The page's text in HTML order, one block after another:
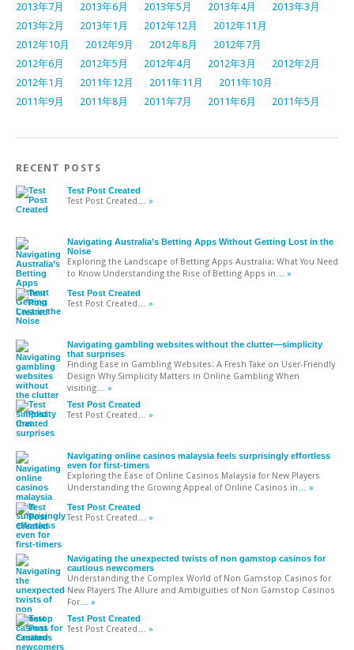
2013年7月
2013年6月 2013年5月 2013年4月
2013年3月
2013年2月
2013年1月 2012年12月
2012年11月
2012年10月
2012年9月 2012年8月
2012年7月
2012年6月
2012年5月 2012年4月 2012年3月
2012年2月
2012年1月
2011年12月 2011年11月
2011年10月
2011年9月
2011年8月 2011年7月 2011年6月 2011年5月
RECENT POSTS
Test Post Created
Test Post Created … »
Navigating Australia’s Betting Apps Without Getting Lost in the
Noise
Exploring the Landscape of Betting Apps Australia: What You Need
to Know Understanding the Rise of Betting Apps in … »
Test Post Created
Test Post Created … »
Navigating gambling websites without the clutter—simplicity
that surprises
Finding Ease in Gambling Websites: A Fresh Take on User-Friendly
Design Why Simplicity Matters in Online Gambling When
visiting … »
Test Post Created
Test Post Created … »
Navigating online casinos malaysia feels surprisingly effortless
even for first-timers
Exploring the Ease of Online Casinos Malaysia for New Players
Understanding the Growing Appeal of Online Casinos in … »
Test Post Created
Test Post Created … »
Navigating the unexpected twists of non gamstop casinos for
cautious newcomers
Understanding the Complex World of Non Gamstop Casinos for
New Players The Allure and Ambiguities of Non Gamstop Casinos
For … »
Test Post Created
Test Post Created … »